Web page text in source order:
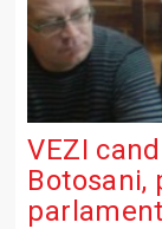
VEZI
Botosani,